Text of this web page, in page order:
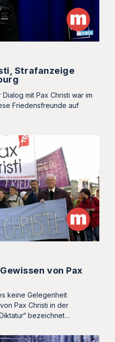
Strafanzeige
mit Pax Christi war im
Friedensfreunde auf
von Pax
keine Gelegenheit
Pax Christi in der
bezeichnet…